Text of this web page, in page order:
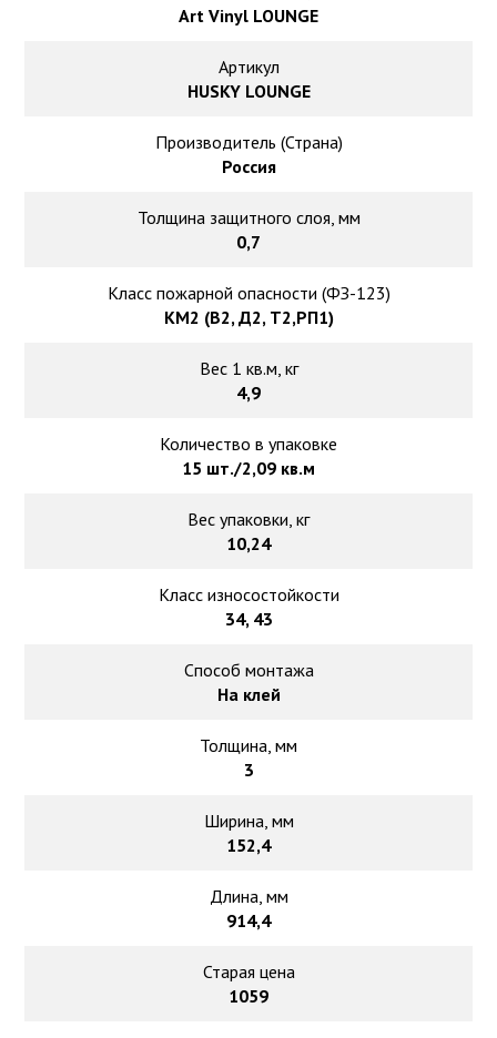
Ковролин под теплый пол
Art Vinyl LOUNGE
Артикул
HUSKY LOUNGE
Производитель (Страна)
Россия
Толщина защитного слоя, мм
0,7
Класс пожарной опасности (ФЗ-123)
КМ2 (В2, Д2, Т2,РП1)
Вес 1 кв.м, кг
4,9
Количество в упаковке
15 шт./2,09 кв.м
Вес упаковки, кг
10,24
Класс износостойкости
34, 43
Способ монтажа
На клей
Толщина, мм
3
Ширина, мм
152,4
Длина, мм
914,4
Старая цена
1059